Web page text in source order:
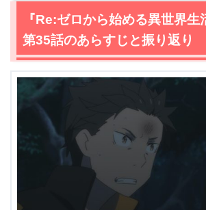
2.
【ネタバレ】『Re:ゼロから始める異
第36話あらすじ・感想
2.1 ベアトリスの400年
2.3 避けられないエルザとの衝突
2.5 全ては目的のために
2.6死の味
『Re:ゼロから始める異世界生活 第2
じ・ネタバレ感想まとめ
『Re:ゼロから始める異世界生
第35話のあらすじと振り返り